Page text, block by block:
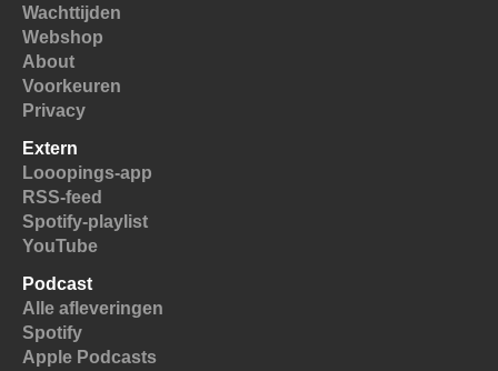
Wachttijden
Webshop
About
Voorkeuren
Privacy
Extern
Looopings-app
RSS-feed
Spotify-playlist
YouTube
Podcast
Alle afleveringen
Spotify
Apple Podcasts